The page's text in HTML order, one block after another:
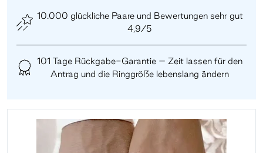
10.000 glückliche Paare und Bewertungen sehr gut
4,9/5
101 Tage Rückgabe-Garantie – Zeit lassen für den
Antrag und die Ringgröße lebenslang ändern